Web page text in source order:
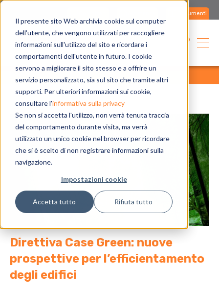
Il presente sito Web archivia cookie sul computer
dell'utente, che vengono utilizzati per raccogliere
informazioni sull'utilizzo del sito e ricordare i
comportamenti dell'utente in futuro. I cookie
servono a migliorare il sito stesso e a offrire un
servizio personalizzato, sia sul sito che tramite altri
supporti. Per ulteriori informazioni sui cookie,
consultare l'informativa sulla privacy
Se non si accetta l'utilizzo, non verrà tenuta traccia
del comportamento durante visita, ma verrà
utilizzato un unico cookie nel browser per ricordare
che si è scelto di non registrare informazioni sulla
navigazione.
Impostazioni cookie
Accetta tutto Rifiuta tutto
Documenti
Direttiva Case Green: nuove
prospettive per l’efficientamento
degli edifici